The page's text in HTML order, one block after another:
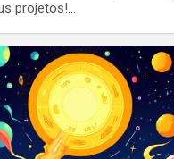
projetos!…